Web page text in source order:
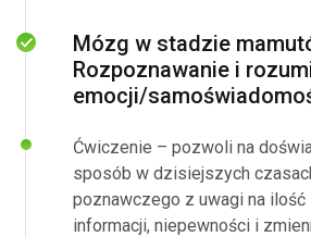
Mózg w stadzie
Rozpoznawanie i
emocji/
Ćwiczenie – pozwoli na
sposób w dzisiejszych
poznawczego z uwagi na
informacji, niepewności i